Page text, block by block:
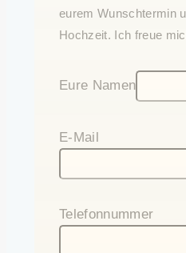
eurem Wunschtermin
Hochzeit. Ich freue
Eure Namen
E-Mail
Telefonnummer